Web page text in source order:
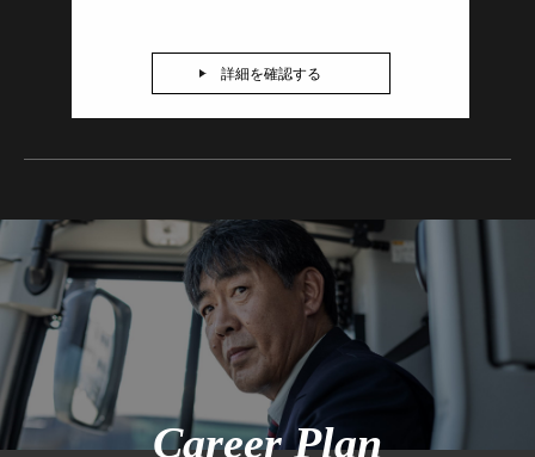
詳細を確認する
Career Plan